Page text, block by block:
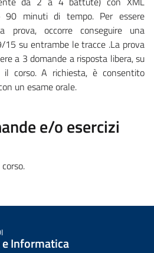
minuti di tempo. Per essere
prova, occorre conseguire una
su entrambe le tracce .La prova
a 3 domande a risposta libera, su
corso. A richiesta, è consentito
un esame orale.
e/o esercizi
Informatica